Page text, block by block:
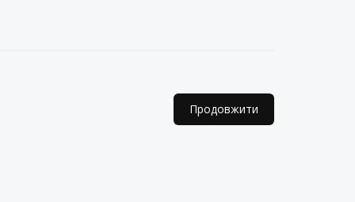
Продовжити